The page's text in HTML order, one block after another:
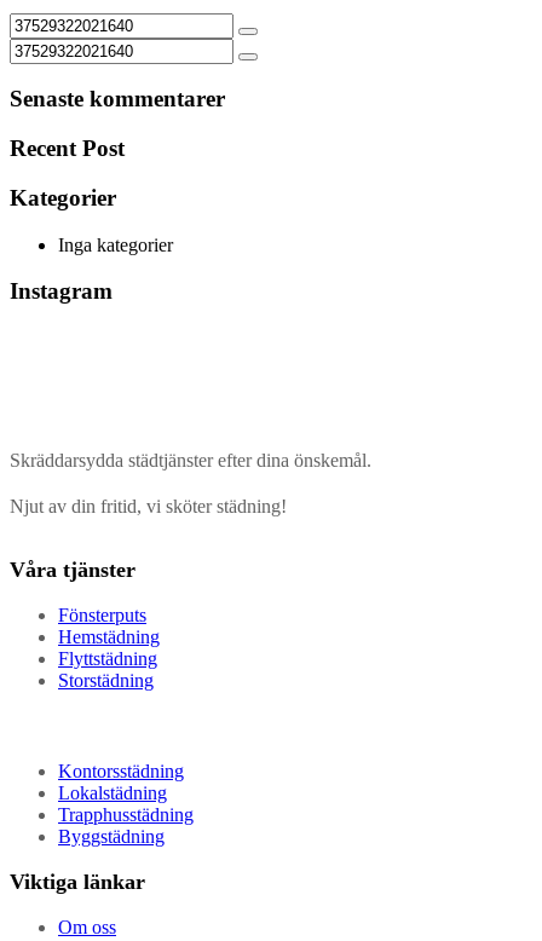
Senaste kommentarer
Recent Post
Kategorier
Inga kategorier
Instagram
Skräddarsydda städtjänster efter dina önskemål.
Njut av din fritid, vi sköter städning!
Våra tjänster
Fönsterputs
Hemstädning
Flyttstädning
Storstädning
Kontorsstädning
Lokalstädning
Trapphusstädning
Byggstädning
Viktiga länkar
Om oss